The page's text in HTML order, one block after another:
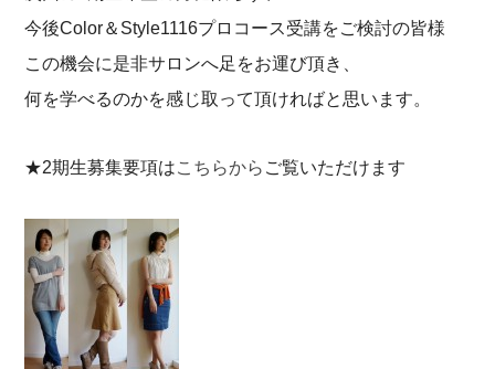
今後Color＆Style1116プロコース受講をご検討の皆様
この機会に是非サロンへ足をお運び頂き、
何を学べるのかを感じ取って頂ければと思います。
★2期生募集要項はこちらから ご覧いただけます